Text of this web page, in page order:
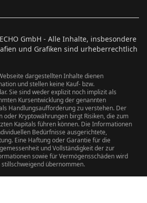
GmbH - Alle Inhalte, insbesondere
und Grafiken sind urheberrechtlich
dargestellten Inhalte dienen
und stellen keine Kauf- bzw.
Sie sind weder explizit noch implizit als
Kursentwicklung der genannten
Handlungsaufforderung zu verstehen. Der
oder Kryptowährungen birgt Risiken, die zum
Kapitals führen können. Die Informationen
Bedürfnisse ausgerichtete,
Eine Haftung oder Garantie für die
und Vollständigkeit der zur
sowie für Vermögensschäden wird
übernommen.